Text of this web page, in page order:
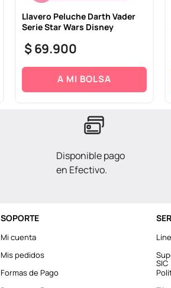
Llavero Peluche Darth Vader
Serie Star Wars Disney
$69.900
A MI BOLSA
Disponible pago
en Efectivo.
SOPORTE
Mi cuenta
Mis pedidos
Formas de Pago
SIC